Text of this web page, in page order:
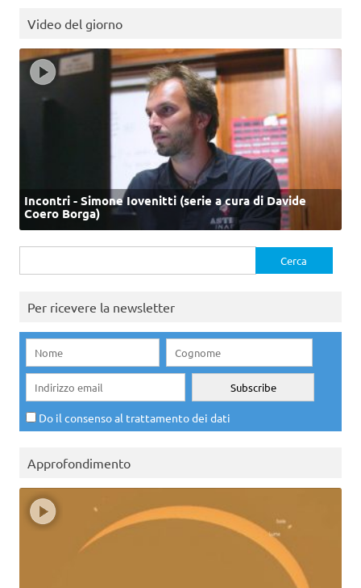
Video del giorno
Incontri - Simone Iovenitti (serie a cura di Davide
Coero Borga)
per:
Per ricevere la newsletter
Do il consenso al trattamento dei dati
Approfondimento